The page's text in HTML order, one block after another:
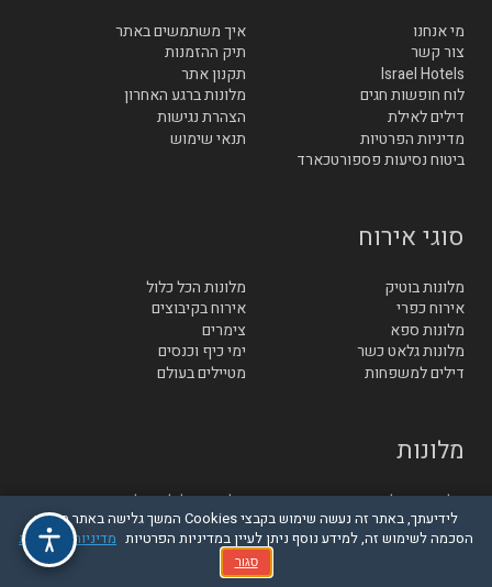
מי אנחנו
איך משתמשים באתר
צור קשר
תיק ההזמנות
Israel Hotels
תקנון אתר
לוח חופשות חגים
מלונות ברגע האחרון
דילים לאילת
הצהרת נגישות
מדיניות הפרטיות
תנאי שימוש
ביטוח נסיעות פספורטכארד
סוגי אירוח
מלונות בוטיק
מלונות הכל כלול
אירוח כפרי
אירוח בקיבוצים
מלונות ספא
צימרים
מלונות גלאט כשר
ימי כיף וכנסים
דילים למשפחות
מטיילים בעולם
מלונות
מלונות באילת
מלונות בגליל והגולן
מלונות סובב כנרת
מלונות בטבריה
מלונות בחיפה
מלונות בנתניה
מלונות בירושלים
לידיעתך, באתר זה נעשה שימוש בקבצי Cookies המשך גלישה באתר מהווה
הסכמה לשימוש זה, למידע נוסף ניתן לעיין במדיניות הפרטיות מדיניות הפרטיות
סגור